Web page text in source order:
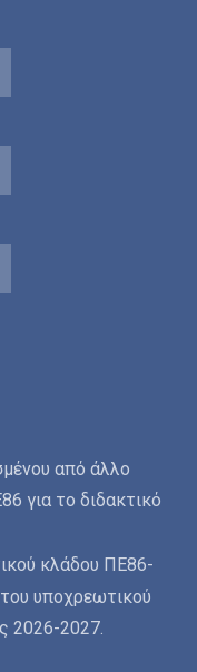
από άλλο
για το διδακτικό
κλάδου ΠΕ86-
υποχρεωτικού
2026-2027.